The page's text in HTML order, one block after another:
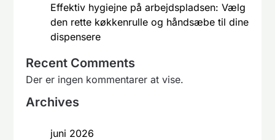
Effektiv hygiejne på arbejdspladsen: Vælg
den rette køkkenrulle og håndsæbe til dine
dispensere
Recent Comments
Der er ingen kommentarer at vise.
Archives
juni 2026